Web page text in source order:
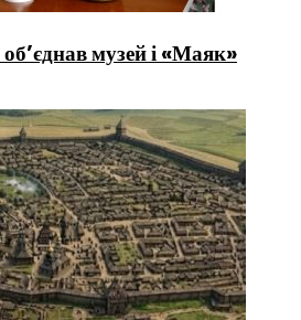
музей і «Маяк»